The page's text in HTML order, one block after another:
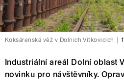
Koksárenská věž v Dolních Vítkovicích
Industriální areál Dolní oblast
novinku pro návštěvníky.